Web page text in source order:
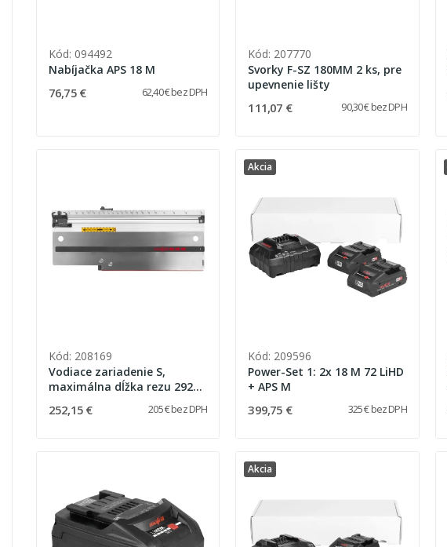
Kód: 094492
Nabíjačka APS 18 M
76,75 € 62,40 € bez DPH
Kód: 207770
Svorky F-SZ 180MM 2 ks, pre
upevnenie lišty
111,07 € 90,30 € bez DPH
Kód: 208169
Vodiace zariadenie S,
maximálna dĺžka rezu 292
252,15 € 205 € bez DPH
Akcia
Kód: 209596
Power-Set 1: 2x 18 M 72 LiHD
+ APS M
399,75 € 325 € bez DPH
Akcia